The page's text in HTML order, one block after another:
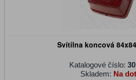
Svítilna koncová
Katalogové číslo:
Skladem: Na